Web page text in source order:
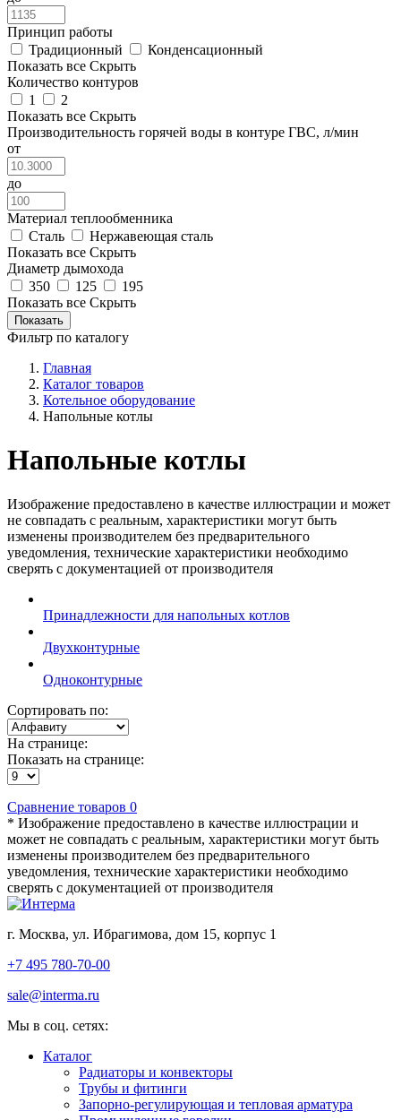
Принцип работы
Традиционный
Конденсационный
Показать все Скрыть
Количество контуров
1
2
Показать все Скрыть
Производительность горячей воды в контуре ГВС, л/мин
от
до
Материал теплообменника
Сталь
Нержавеющая сталь
Показать все Скрыть
Диаметр дымохода
350
125
195
Показать все Скрыть
Фильтр по каталогу
Главная
Каталог товаров
Котельное оборудование
Напольные котлы
Напольные котлы
Изображение предоставлено в качестве иллюстрации и может
не совпадать с реальным, характеристики могут быть
изменены производителем без предварительного
уведомления, технические характеристики необходимо
сверять с документацией от производителя
Принадлежности для напольных котлов
Двухконтурные
Одноконтурные
Сортировать по:
На странице:
Показать на странице:
Сравнение товаров 0
* Изображение предоставлено в качестве иллюстрации и
может не совпадать с реальным, характеристики могут быть
изменены производителем без предварительного
уведомления, технические характеристики необходимо
сверять с документацией от производителя
г. Москва, ул. Ибрагимова, дом 15, корпус 1
+7 495 780-70-00
sale@interma.ru
Мы в соц. сетях:
Каталог
Радиаторы и конвекторы
Трубы и фитинги
Запорно-регулирующая и тепловая арматура